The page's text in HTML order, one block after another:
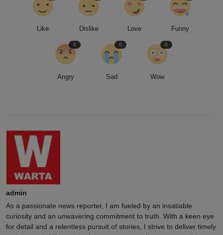
Like Dislike Love Funny
Angry
0
Sad
0
Wow
0
admin
As a passionate news reporter, I am fueled by an insatiable
curiosity and an unwavering commitment to truth. With a keen eye
for detail and a relentless pursuit of stories, I strive to deliver timely